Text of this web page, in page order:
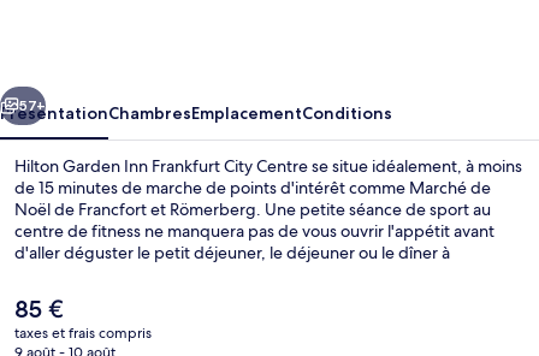
City
Centre
Suivant
57+
PrésentationChambresEmplacementConditions
Hilton Garden Inn Frankfurt City Centre se situe idéalement, à moins
de 15 minutes de marche de points d'intérêt comme Marché de
Noël de Francfort et Römerberg. Une petite séance de sport au
centre de fitness ne manquera pas de vous ouvrir l'appétit avant
d'aller déguster le petit déjeuner, le déjeuner ou le dîner à
un bar / salon et un snack-bar/une épicerie fine, tandis que, petit
plus pratique, les chambres bénéficient d'un canapé-lit et d'un
réfrigérateur. Les autres voyageurs ne disent que du bien en ce qui
Le
prix
actuel
85 €
taxes et frais compris